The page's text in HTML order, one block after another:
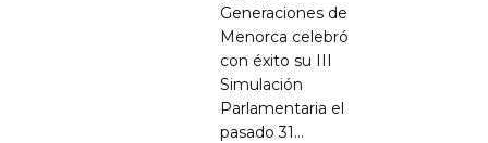
Generaciones de
Menorca celebró
con éxito su III
Simulación
Parlamentaria el
pasado 31...